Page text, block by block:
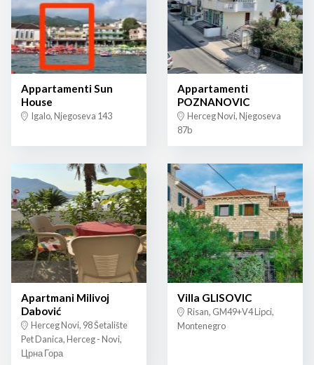
Appartamenti Sun
House
Igalo, Njegoseva 143
Appartamenti
POZNANOVIC
Herceg Novi, Njegoseva
87b
Apartmani Milivoj
Dabović
Herceg Novi, 98 Šetalište
Pet Danica, Herceg - Novi,
Црна Гора
Villa GLISOVIC
Risan, GM49+V4 Lipci,
Montenegro